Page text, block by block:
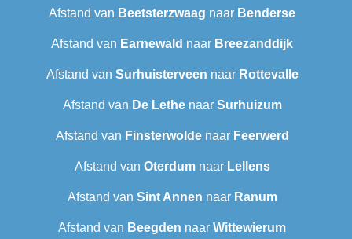
Afstand van Beetsterzwaag naar Benderse
Afstand van Earnewald naar Breezanddijk
Afstand van Surhuisterveen naar Rottevalle
Afstand van De Lethenaar Surhuizum
Afstand van Finsterwoldenaar Feerwerd
Afstand van Oterdumnaar Lellens
Afstand van Sint Annen naar Ranum
Afstand van Beegden naar Wittewierum